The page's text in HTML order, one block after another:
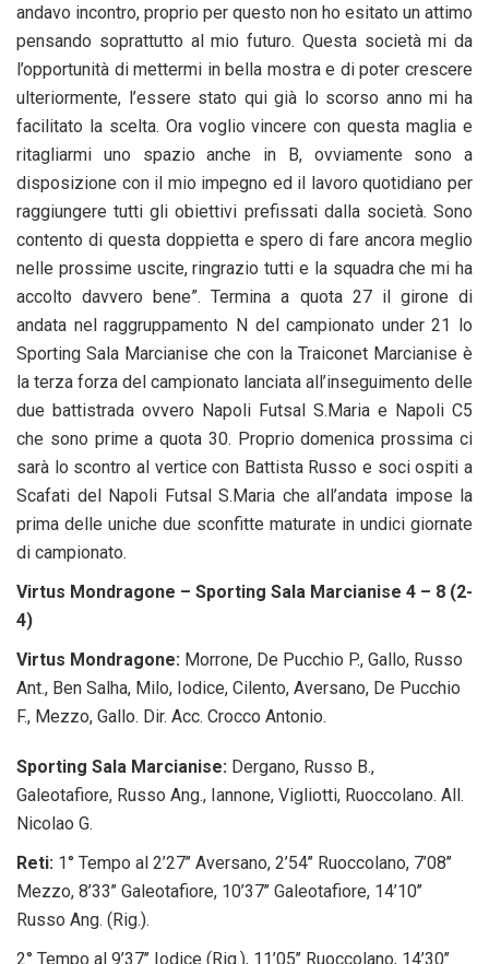
andavo incontro, proprio per questo non ho esitato un attimo
pensando soprattutto al mio futuro. Questa società mi da
l’opportunità di mettermi in bella mostra e di poter crescere
ulteriormente, l’essere stato qui già lo scorso anno mi ha
facilitato la scelta. Ora voglio vincere con questa maglia e
ritagliarmi uno spazio anche in B, ovviamente sono a
disposizione con il mio impegno ed il lavoro quotidiano per
raggiungere tutti gli obiettivi prefissati dalla società. Sono
contento di questa doppietta e spero di fare ancora meglio
nelle prossime uscite, ringrazio tutti e la squadra che mi ha
accolto davvero bene”. Termina a quota 27 il girone di
andata nel raggruppamento N del campionato under 21 lo
Sporting Sala Marcianise che con la Traiconet Marcianise è
la terza forza del campionato lanciata all’inseguimento delle
due battistrada ovvero Napoli Futsal S.Maria e Napoli C5
che sono prime a quota 30. Proprio domenica prossima ci
sarà lo scontro al vertice con Battista Russo e soci ospiti a
Scafati del Napoli Futsal S.Maria che all’andata impose la
prima delle uniche due sconfitte maturate in undici giornate
di campionato.
Virtus Mondragone – Sporting Sala Marcianise 4 – 8 (2-
4)
Virtus Mondragone: Morrone, De Pucchio P., Gallo, Russo
Ant., Ben Salha, Milo, Iodice, Cilento, Aversano, De Pucchio
F., Mezzo, Gallo. Dir. Acc. Crocco Antonio.
Sporting Sala Marcianise: Dergano, Russo B.,
Galeotafiore, Russo Ang., Iannone, Vigliotti, Ruoccolano. All.
Nicolao G.
Reti: 1° Tempo al 2’27’’ Aversano, 2’54’’ Ruoccolano, 7’08’’
Mezzo, 8’33’’ Galeotafiore, 10’37’’ Galeotafiore, 14’10’’
Russo Ang. (Rig.).
2° Tempo al 9’37’’ Iodice (Rig.), 11’05’’ Ruoccolano, 14’30’’